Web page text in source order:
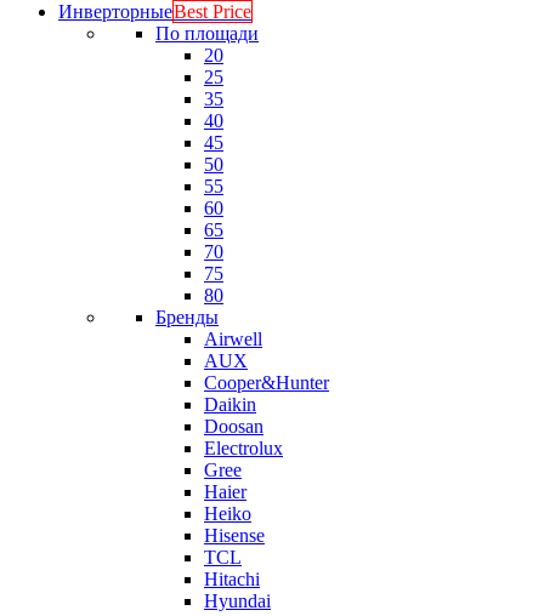
ИнверторныеBest Price
По площади
20
25
35
40
45
50
55
60
65
70
75
80
Бренды
Airwell
AUX
Cooper&Hunter
Daikin
Doosan
Electrolux
Gree
Haier
Heiko
Hisense
TCL
Hitachi
Hyundai